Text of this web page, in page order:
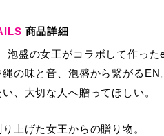
商品詳細
盛の女王がコラボして作った
の味と音、泡盛から繋がるEN
、大切な人へ贈ってほしい。
上げた女王からの贈り物。